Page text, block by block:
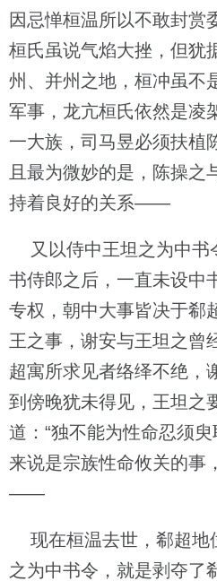
因忌惮桓温所以不敢封赏
桓氏虽说气焰大挫，但犹
州、并州之地，桓冲虽不
军事，龙亢桓氏依然是凌
一大族，司马昱必须扶植
且最为微妙的是，陈操之
持着良好的关系——
又以侍中王坦之为中书
书侍郎之后，一直未设中
专权，朝中大事皆决于郗
王之事，谢安与王坦之曾
超寓所求见者络绎不绝，
到傍晚犹未得见，王坦之
道：“独不能为性命忍须
来说是宗族性命攸关的事
——
现在桓温去世，郗超地
之为中书令，就是剥夺了